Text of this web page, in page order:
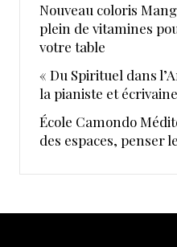
Nouveau coloris
plein de vitamines
votre table
« Du Spirituel dans
la pianiste et
École Camondo
des espaces, penser